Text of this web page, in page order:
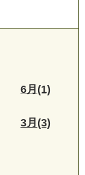
6月(1)
3月(3)